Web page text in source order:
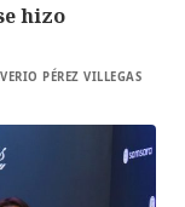
hizo
PÉREZ VILLEGAS